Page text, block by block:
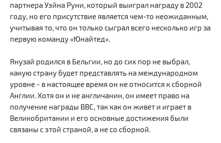
партнера Уэйна Руни, который выиграл награду в 2002
году, но его присутствие является чем-то неожиданным,
учитывая то, что он только сыграл всего несколько игр за
первую команду «Юнайтед».
Янузай родился в Бельгии, но до сих пор не выбрал,
какую страну будет представлять на международном
уровне - в настоящее время он не относится к сборной
Англии. Хотя он и не англичанин, он имеет право на
получение награды BBC, так как он живет и играет в
Великобритании и его основные достижения были
связаны с этой страной, а не со сборной.